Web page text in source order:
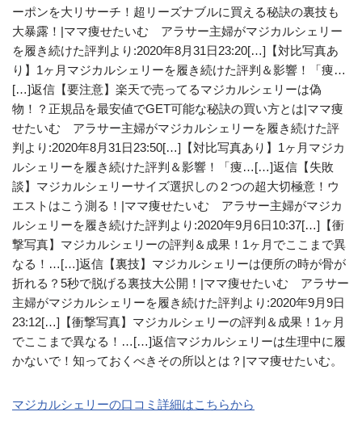
ーポンを大リサーチ！超リーズナブルに買える秘訣の裏技も
大暴露！|ママ痩せたいむ アラサー主婦がマジカルシェリー
を履き続けた評判より:2020年8月31日23:20[…]【対比写真あ
り】1ヶ月マジカルシェリーを履き続けた評判＆影響！「痩…
[…]返信【要注意】楽天で売ってるマジカルシェリーは偽
物！？正規品を最安値でGET可能な秘訣の買い方とは|ママ痩
せたいむ アラサー主婦がマジカルシェリーを履き続けた評
判より:2020年8月31日23:50[…]【対比写真あり】1ヶ月マジカ
ルシェリーを履き続けた評判＆影響！「痩…[…]返信【失敗
談】マジカルシェリーサイズ選択しの２つの超大切極意！ウ
エストはこう測る！|ママ痩せたいむ アラサー主婦がマジカ
ルシェリーを履き続けた評判より:2020年9月6日10:37[…]【衝
撃写真】マジカルシェリーの評判＆成果！1ヶ月でここまで異
なる！…[…]返信【裏技】マジカルシェリーは便所の時が骨が
折れる？5秒で脱げる裏技大公開！|ママ痩せたいむ アラサー
主婦がマジカルシェリーを履き続けた評判より:2020年9月9日
23:12[…]【衝撃写真】マジカルシェリーの評判＆成果！1ヶ月
でここまで異なる！…[…]返信マジカルシェリーは生理中に履
かないで！知っておくべきその所以とは？|ママ痩せたいむ。
マジカルシェリーの口コミ詳細はこちらから